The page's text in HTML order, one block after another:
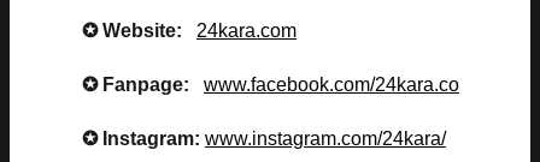
✪ Website: 24kara.com
✪ Fanpage: www.facebook.com/24kara.co
✪ Instagram: www.instagram.com/24kara/